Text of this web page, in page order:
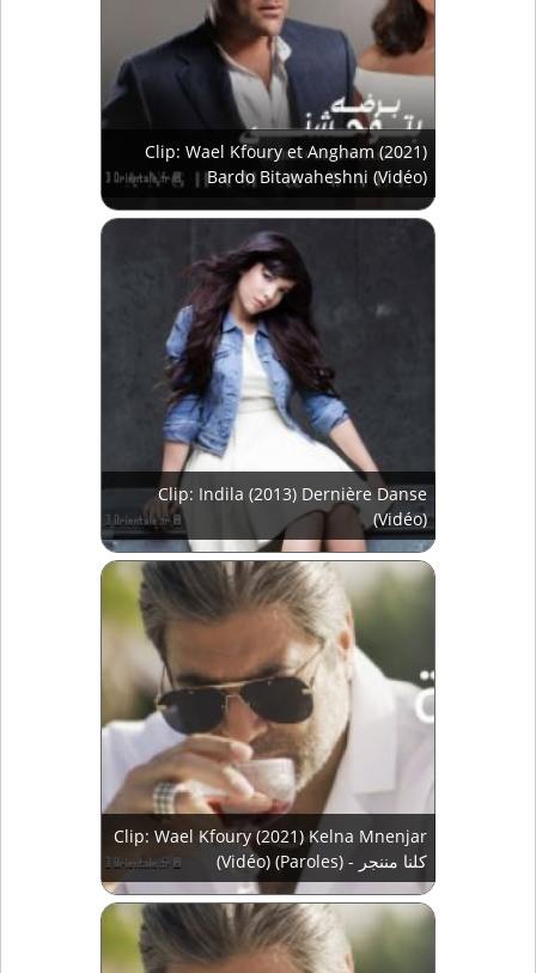
Clip: Wael Kfoury et Angham (2021)
Bardo Bitawaheshni (Vidéo)
Clip: Indila (2013) Dernière Danse
(Vidéo)
Clip: Wael Kfoury (2021) Kelna Mnenjar
(Vidéo) (Paroles) - كلنا مننجر